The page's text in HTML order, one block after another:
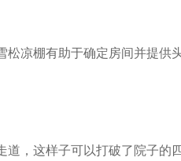
松凉棚有助于确定房间并提供
道，这样子可以打破了院子的